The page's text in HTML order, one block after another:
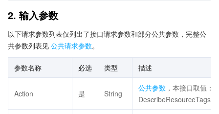
2. 输入参数
以下请求参数列表仅列出了接口请求参数和部分公共参数，完整公
共参数列表见 公共请求参数。
参数名称 必选 类型 描述
Action 是 String
公共参数 ，本接口取值：